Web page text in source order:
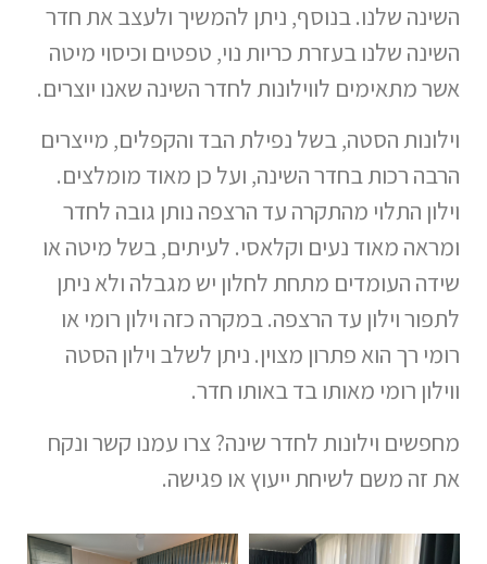
השינה שלנו. בנוסף, ניתן להמשיך ולעצב את חדר
השינה שלנו בעזרת כריות נוי, טפטים וכיסוי מיטה
אשר מתאימים לווילונות לחדר השינה שאנו יוצרים.
וילונות הסטה, בשל נפילת הבד והקפלים, מייצרים
הרבה רכות בחדר השינה, ועל כן מאוד מומלצים.
וילון התלוי מהתקרה עד הרצפה נותן גובה לחדר
ומראה מאוד נעים וקלאסי. לעיתים, בשל מיטה או
שידה העומדים מתחת לחלון יש מגבלה ולא ניתן
לתפור וילון עד הרצפה. במקרה כזה וילון רומי או
רומי רך הוא פתרון מצוין. ניתן לשלב וילון הסטה
ווילון רומי מאותו בד באותו חדר.
מחפשים וילונות לחדר שינה? צרו עמנו קשר ונקח
את זה משם לשיחת ייעוץ או פגישה.